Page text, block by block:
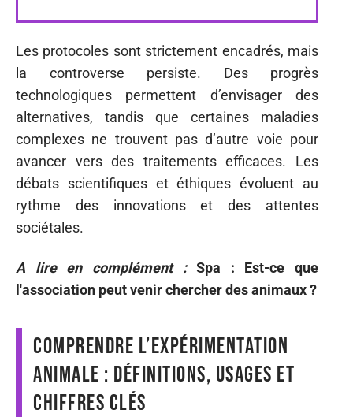
Les protocoles sont strictement encadrés, mais
la controverse persiste. Des progrès
technologiques permettent d’envisager des
alternatives, tandis que certaines maladies
complexes ne trouvent pas d’autre voie pour
avancer vers des traitements efficaces. Les
débats scientifiques et éthiques évoluent au
rythme des innovations et des attentes
sociétales.
A lire en complément :
Spa : Est-ce que
l'association peut venir chercher des animaux ?
Comprendre l’expérimentation
animale : définitions, usages et
chiffres clés